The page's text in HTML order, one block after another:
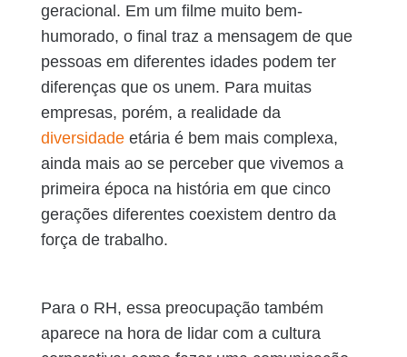
geracional. Em um filme muito bem-
humorado, o final traz a mensagem de que
pessoas em diferentes idades podem ter
diferenças que os unem. Para muitas
empresas, porém, a realidade da
diversidadeetária é bem mais complexa,
ainda mais ao se perceber que vivemos a
primeira época na história em que cinco
gerações diferentes coexistem dentro da
força de trabalho.
Para o RH, essa preocupação também
aparece na hora de lidar com a cultura